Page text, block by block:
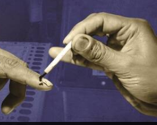
सुक्खू का बढ़ेगा
जनता ने नकारा
07:44 pm
हुएविधानसभा उपचुनाव के